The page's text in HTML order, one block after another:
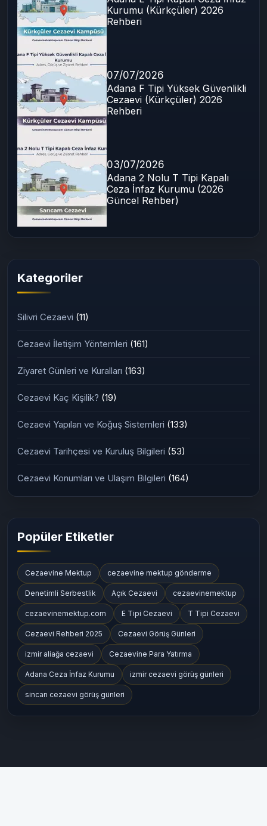
Kurumu (Kürkçüler) 2026
Rehberi
07/07/2026
Adana F Tipi Yüksek Güvenlikli
Cezaevi (Kürkçüler) 2026
Rehberi
03/07/2026
Adana 2 Nolu T Tipi Kapalı
Ceza İnfaz Kurumu (2026
Güncel Rehber)
Kategoriler
Silivri Cezaevi (11)
Cezaevi İletişim Yöntemleri (161)
Ziyaret Günleri ve Kuralları (163)
Cezaevi Kaç Kişilik? (19)
Cezaevi Yapıları ve Koğuş Sistemleri (133)
Cezaevi Tarihçesi ve Kuruluş Bilgileri (53)
Cezaevi Konumları ve Ulaşım Bilgileri (164)
Popüler Etiketler
Cezaevine Mektup cezaevine mektup gönderme
Denetimli Serbestlik Açık Cezaevi cezaevinemektup
cezaevinemektup.com E Tipi Cezaevi T Tipi Cezaevi
Cezaevi Rehberi 2025 Cezaevi Görüş Günleri
izmir aliağa cezaevi Cezaevine Para Yatırma
Adana Ceza İnfaz Kurumu izmir cezaevi görüş günleri
sincan cezaevi görüş günleri